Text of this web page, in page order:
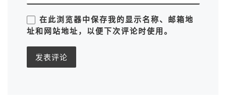
在此浏览器中保存我的显示名称、邮箱地
址和网站地址，以便下次评论时使用。